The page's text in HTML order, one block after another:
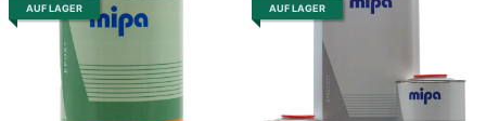
AUF LAGER AUF LAGER